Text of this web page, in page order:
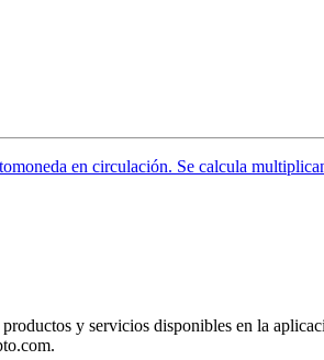
en circulación. Se calcula
y servicios disponibles en la